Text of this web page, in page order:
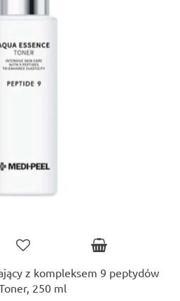
z kompleksem 9 peptydów
250 ml